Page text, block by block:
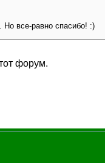
все-равно спасибо! :)
форум.